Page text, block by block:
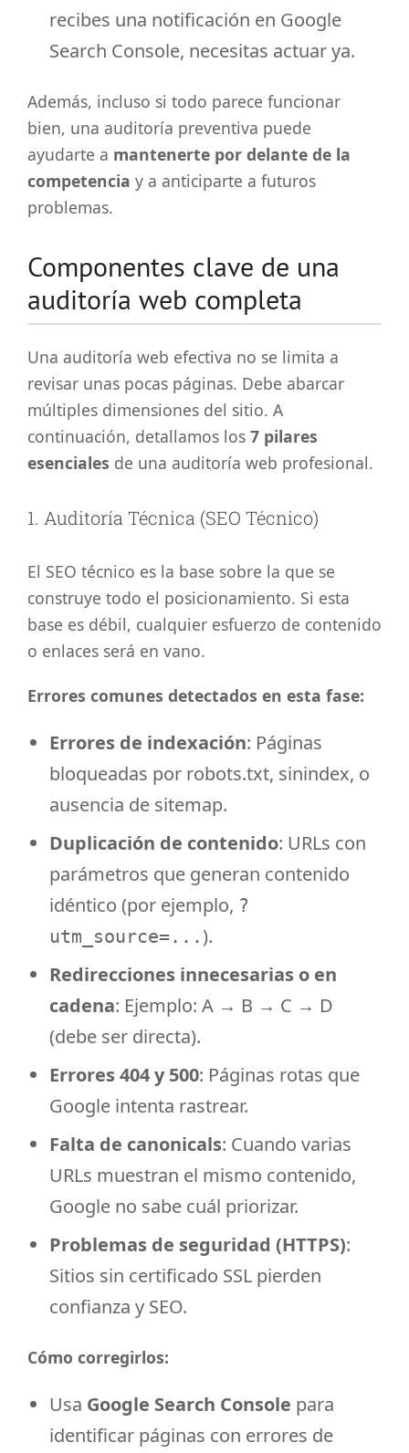
recibes una notificación en Google
Search Console, necesitas actuar ya.
Además, incluso si todo parece funcionar
bien, una auditoría preventiva puede
ayudarte a mantenerte por delante de la
competencia y a anticiparte a futuros
problemas.
Componentes clave de una
auditoría web completa
Una auditoría web efectiva no se limita a
revisar unas pocas páginas. Debe abarcar
múltiples dimensiones del sitio. A
continuación, detallamos los 7 pilares
esenciales de una auditoría web profesional.
1. Auditoría Técnica (SEO Técnico)
El SEO técnico es la base sobre la que se
construye todo el posicionamiento. Si esta
base es débil, cualquier esfuerzo de contenido
o enlaces será en vano.
Errores comunes detectados en esta fase:
Errores de indexación: Páginas
bloqueadas por robots.txt, sinindex, o
ausencia de sitemap.
Duplicación de contenido: URLs con
parámetros que generan contenido
idéntico (por ejemplo, ?
utm_source=... ).
Redirecciones innecesarias o en
cadena: Ejemplo: A → B → C → D
(debe ser directa).
Errores 404 y 500: Páginas rotas que
Google intenta rastrear.
Falta de canonicals: Cuando varias
URLs muestran el mismo contenido,
Google no sabe cuál priorizar.
Problemas de seguridad (HTTPS):
Sitios sin certificado SSL pierden
confianza y SEO.
Cómo corregirlos:
Usa Google Search Console para
identificar páginas con errores de